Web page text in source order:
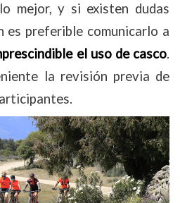
mejor, y si existen dudas
es preferible comunicarlo a
el uso de casco.
la revisión previa de